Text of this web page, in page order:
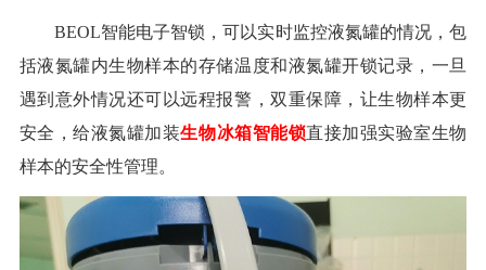
BEOL智能电子智锁，可以实时监控液氮罐的情况，包
括液氮罐内生物样本的存储温度和液氮罐开锁记录，一旦
遇到意外情况还可以远程报警，双重保障，让生物样本更
安全，给液氮罐加装生物冰箱智能锁直接加强实验室生物
样本的安全性管理。